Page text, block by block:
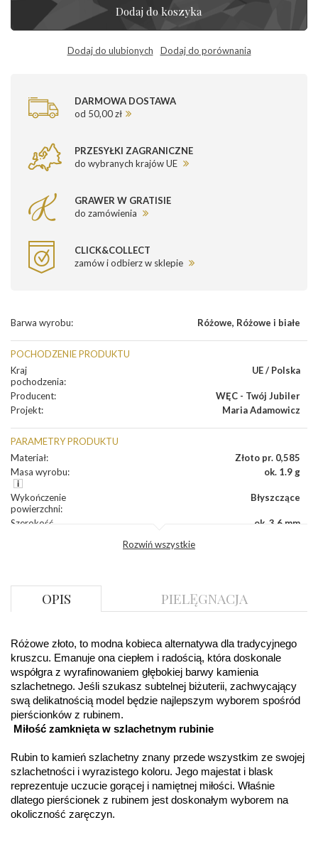
Dodaj do koszyka
Dodaj do ulubionych Dodaj do porównania
DARMOWA DOSTAWA
od 50,00 zł
PRZESYŁKI ZAGRANICZNE
do wybranych krajów UE
GRAWER W GRATISIE
do zamówienia
CLICK&COLLECT
zamów i odbierz w sklepie
Barwa wyrobu: Różowe, Różowe i białe
POCHODZENIE PRODUKTU
Kraj
pochodzenia:
UE / Polska
Producent:
WĘC - Twój Jubiler
Projekt: Maria Adamowicz
PARAMETRY PRODUKTU
Materiał:
Złoto pr. 0,585
Masa wyrobu: ok. 1.9 g
Wykończenie
powierzchni:
Błyszczące
Szerokość
ok. 3,6 mm
dół:
Szerokość szyny
bok
KAMIENIE
Liczba kamieni:
Rubin - 1 szt.
Szlif kamieni
Fasetowy okrągły
Masa kamieni
(łącznie):
ok. 0.34 ct.
INNE PARAMETRY
odpowiedzialny:
Suchan, ul. Kurczaba 3, 30-868 Kraków; NIP:
679-25-92-107; sklep@wec.com.pl
Bezpieczeństwo
- rodzaj
ostrzeżenia:
Nie nadaje się dla dzieci w wieku poniżej 3 lat
, Elementy w wyrobie wykonane z białego złota
zawierają nikiel
Rozwiń wszystkie
OPIS PIELĘGNACJA
Różowe złoto, to modna kobieca alternatywa dla tradycyjnego
kruszcu. Emanuje ona ciepłem i radością, która doskonale
współgra z wyrafinowaniem głębokiej barwy kamienia
szlachetnego. Jeśli szukasz subtelnej biżuterii, zachwycający
swą delikatnością model będzie najlepszym wyborem spośród
pierścionków z rubinem.
Miłość zamknięta w szlachetnym rubinie
Rubin to kamień szlachetny znany przede wszystkim ze swojej
szlachetności i wyrazistego koloru. Jego majestat i blask
reprezentuje uczucie gorącej i namiętnej miłości. Właśnie
dlatego pierścionek z rubinem jest doskonałym wyborem na
okoliczność zaręczyn.